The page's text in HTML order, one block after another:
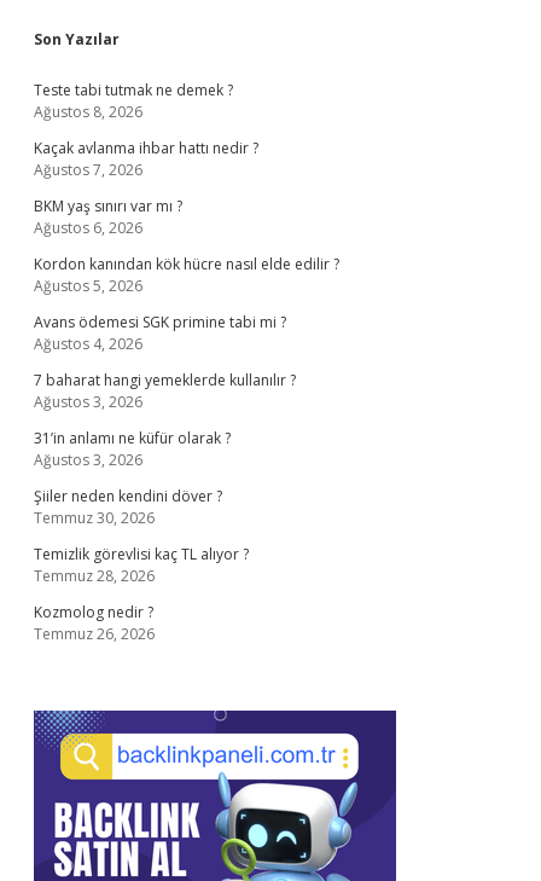
Sidebar
Son Yazılar
Teste tabi tutmak ne demek ?
Ağustos 8, 2026
Kaçak avlanma ihbar hattı nedir ?
Ağustos 7, 2026
BKM yaş sınırı var mı ?
Ağustos 6, 2026
Kordon kanından kök hücre nasıl elde edilir ?
Ağustos 5, 2026
Avans ödemesi SGK primine tabi mi ?
Ağustos 4, 2026
7 baharat hangi yemeklerde kullanılır ?
Ağustos 3, 2026
31’in anlamı ne küfür olarak ?
Ağustos 3, 2026
Şiiler neden kendini döver ?
Temmuz 30, 2026
Temizlik görevlisi kaç TL alıyor ?
Temmuz 28, 2026
Kozmolog nedir ?
Temmuz 26, 2026